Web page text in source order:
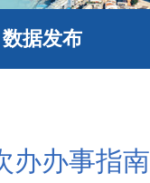
数据发布
办办事指南